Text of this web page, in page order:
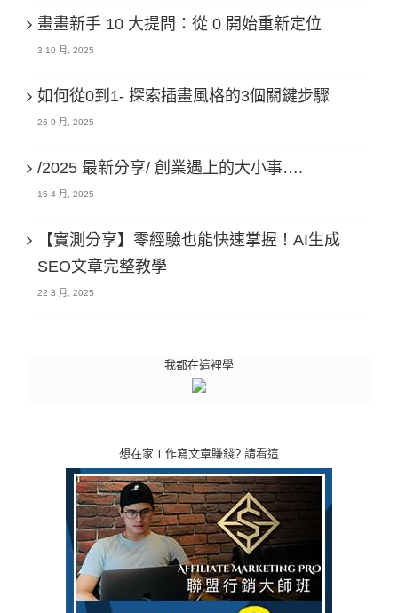
畫畫新手 10 大提問：從 0 開始重新定位
3 10 月, 2025
如何從0到1- 探索插畫風格的3個關鍵步驟
26 9 月, 2025
/2025 最新分享/ 創業遇上的大小事….
15 4 月, 2025
【實測分享】零經驗也能快速掌握！AI生成
SEO文章完整教學
22 3 月, 2025
我都在這裡學
想在家工作寫文章賺錢? 請看這